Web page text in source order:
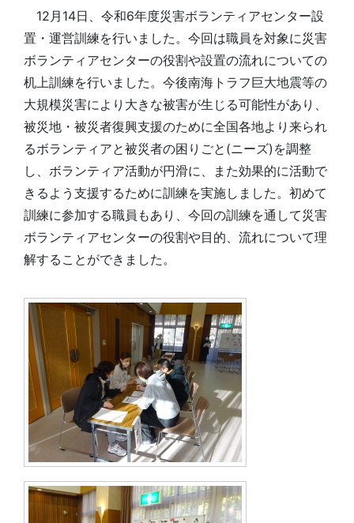
12月14日、令和6年度災害ボランティアセンター設
置・運営訓練を行いました。今回は職員を対象に災害
ボランティアセンターの役割や設置の流れについての
机上訓練を行いました。今後南海トラフ巨大地震等の
大規模災害により大きな被害が生じる可能性があり、
被災地・被災者復興支援のために全国各地より来られ
るボランティアと被災者の困りごと(ニーズ)を調整
し、ボランティア活動が円滑に、また効果的に活動で
きるよう支援するために訓練を実施しました。初めて
訓練に参加する職員もあり、今回の訓練を通して災害
ボランティアセンターの役割や目的、流れについて理
解することができました。